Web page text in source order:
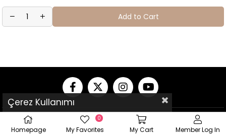
Add to Cart
Çerez Kullanımı
Homepage My Favorites
0
My Cart Member Log In